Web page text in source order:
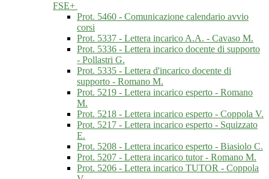
FSE+
Prot. 5460 - Comunicazione calendario avvio
corsi
Prot. 5337 - Lettera incarico A.A. - Cavaso M.
Prot. 5336 - Lettera incarico docente di supporto
- Pollastri G.
Prot. 5335 - Lettera d'incarico docente di
supporto - Romano M.
Prot. 5219 - Lettera incarico esperto - Romano
M.
Prot. 5218 - Lettera incarico esperto - Coppola V.
Prot. 5217 - Lettera incarico esperto - Squizzato
E.
Prot. 5208 - Lettera incarico esperto - Biasiolo C.
Prot. 5207 - Lettera incarico tutor - Romano M.
Prot. 5206 - Lettera incarico TUTOR - Coppola